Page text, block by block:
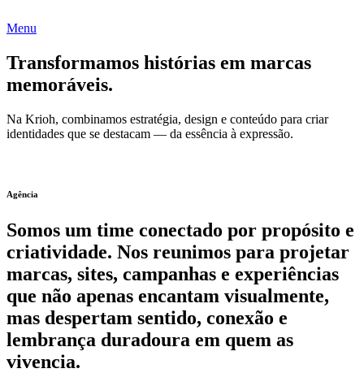
Menu
Transformamos histórias em marcas
memoráveis.
Na Krioh, combinamos estratégia, design e conteúdo para criar
identidades que se destacam — da essência à expressão.
Agência
Somos um time conectado por propósito e
criatividade. Nos reunimos para projetar
marcas, sites, campanhas e experiências
que não apenas encantam visualmente,
mas despertam sentido, conexão e
lembrança duradoura em quem as
vivencia.